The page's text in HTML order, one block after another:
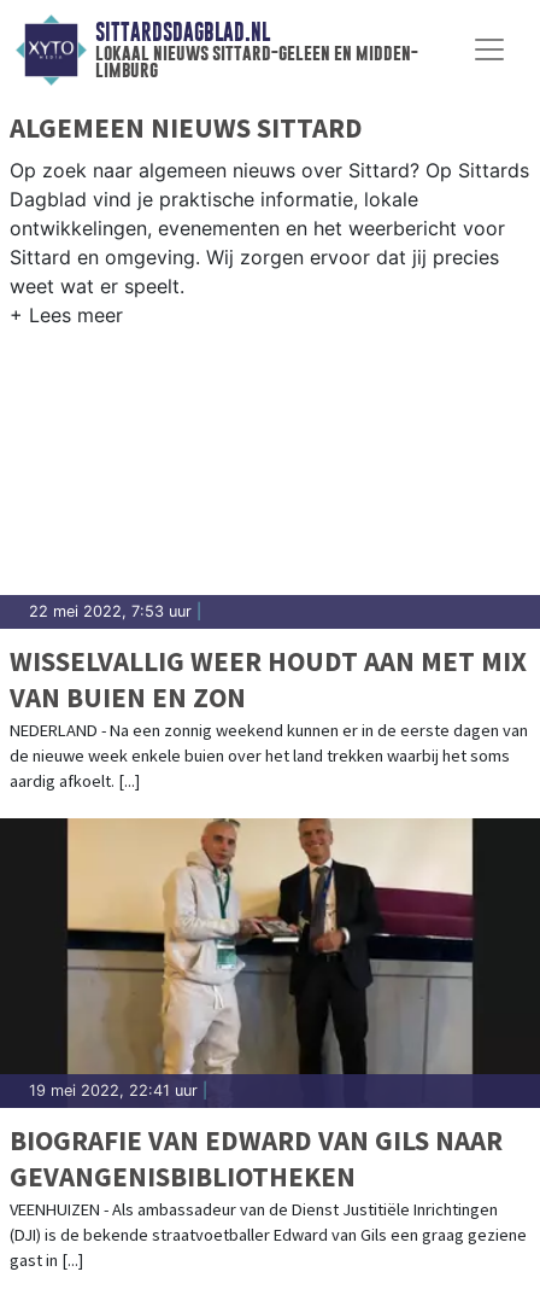
SITTARDSDAGBLAD.NL
lokaal nieuws sittard-geleen en midden-
limburg
ALGEMEEN NIEUWS SITTARD
Op zoek naar algemeen nieuws over Sittard? Op Sittards
Dagblad vind je praktische informatie, lokale
ontwikkelingen, evenementen en het weerbericht voor
Sittard en omgeving. Wij zorgen ervoor dat jij precies
weet wat er speelt.
22 mei 2022, 7:53 uur
WISSELVALLIG WEER HOUDT AAN MET MIX
VAN BUIEN EN ZON
NEDERLAND - Na een zonnig weekend kunnen er in de eerste dagen van
de nieuwe week enkele buien over het land trekken waarbij het soms
aardig afkoelt. [...]
19 mei 2022, 22:41 uur
BIOGRAFIE VAN EDWARD VAN GILS NAAR
GEVANGENISBIBLIOTHEKEN
VEENHUIZEN - Als ambassadeur van de Dienst Justitiële Inrichtingen
(DJI) is de bekende straatvoetballer Edward van Gils een graag geziene
gast in [...]